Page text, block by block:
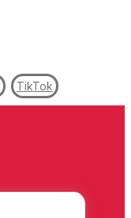
TikTok